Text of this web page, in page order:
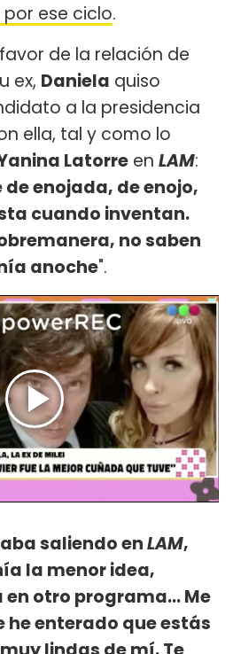
ese ciclo.
de la relación de
ex, Daniela quiso
a la presidencia
ella, tal y como lo
Latorre en LAM:
de enojada, de enojo,
cuando inventan.
no saben
anoche".
saliendo enLAM,
la menor idea,
otro programa... Me
he enterado que estás